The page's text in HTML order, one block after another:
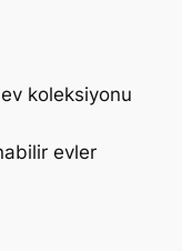
koleksiyonu
evler